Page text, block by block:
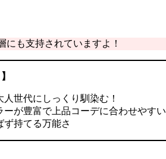
にも支持されていますよ！
世代にしっくり馴染む！
が豊富で上品コーデに合わせやすい
持てる万能さ